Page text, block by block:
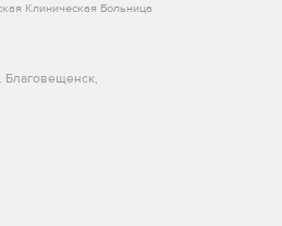
Клиническая Больница
Благовещенск,